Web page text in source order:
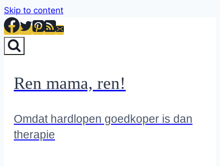
Skip to content
Ren mama, ren!
Omdat hardlopen goedkoper is dan
therapie